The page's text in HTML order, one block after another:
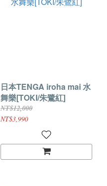
日本TENGA iroha mai 水
舞樂[TOKI/朱鷺紅]
NT$12,000
NT$3,990